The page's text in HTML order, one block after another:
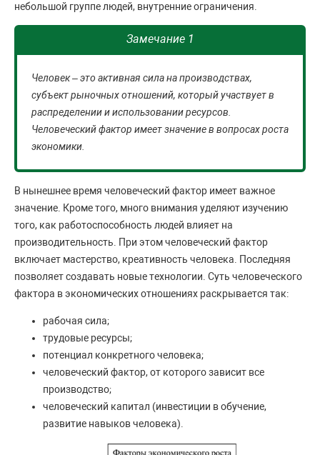
небольшой группе людей, внутренние ограничения.
Замечание 1
Человек – это активная сила на производствах,
субъект рыночных отношений, который участвует в
распределении и использовании ресурсов.
Человеческий фактор имеет значение в вопросах роста
экономики.
В нынешнее время человеческий фактор имеет важное
значение. Кроме того, много внимания уделяют изучению
того, как работоспособность людей влияет на
производительность. При этом человеческий фактор
включает мастерство, креативность человека. Последняя
позволяет создавать новые технологии. Суть человеческого
фактора в экономических отношениях раскрывается так:
рабочая сила;
трудовые ресурсы;
потенциал конкретного человека;
человеческий фактор, от которого зависит все
производство;
человеческий капитал (инвестиции в обучение,
развитие навыков человека).